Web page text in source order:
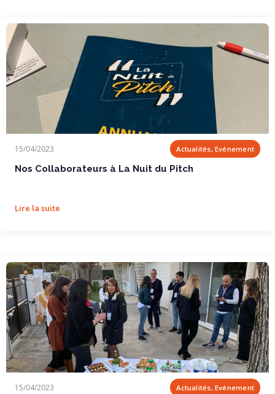
15/04/2023 Actualités, Evénement
Nos Collaborateurs à La Nuit du Pitch
Lire la suite
15/04/2023 Actualités, Evénement